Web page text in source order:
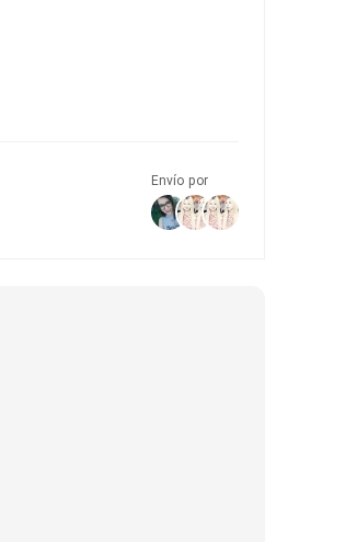
Envío por